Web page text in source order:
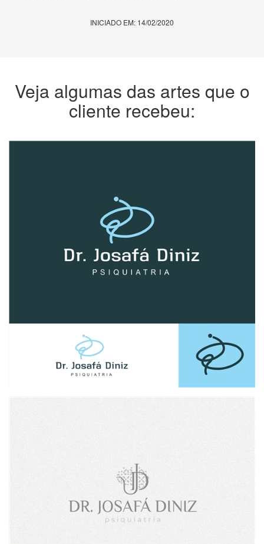
INICIADO EM: 14/02/2020
Veja algumas das artes que o
cliente recebeu: